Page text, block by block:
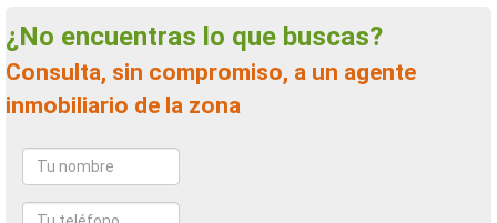
¿No encuentras lo que buscas?
Consulta, sin compromiso, a un agente
inmobiliario de la zona